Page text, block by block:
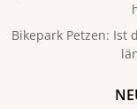
Bikepark Petzen: Ist